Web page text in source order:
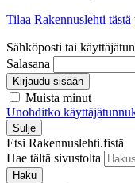
Tilaa Rakennuslehti tästä
Sähköposti tai
Salasana
Kirjaudu sisään
Muista minut
Unohditko
Sulje
Etsi Rakennuslehti.fistä
Hae tältä sivustolta
Haku